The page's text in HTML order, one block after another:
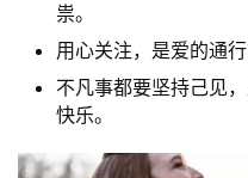
祟。
用心关注，是爱的通行
不凡事都要坚持己见
快乐。